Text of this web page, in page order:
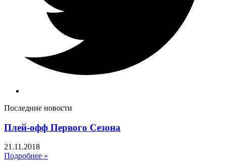
Последние новости
Плей-офф Первого Сезона
21.11.2018
Подробнее »